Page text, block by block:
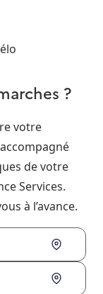
?
votre
de votre
Services.
à l’avance.